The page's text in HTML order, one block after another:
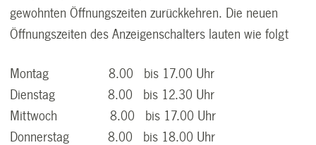
gewohnten Öffnungszeiten zurückkehren. Die neuen
Öffnungszeiten des Anzeigenschalters lauten wie folgt
Montag 8.00 bis 17.00 Uhr
Dienstag 8.00 bis 12.30 Uhr
Mittwoch 8.00 bis 17.00 Uhr
Donnerstag 8.00 bis 18.00 Uhr